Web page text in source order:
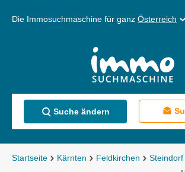
Die Immosuchmaschine für ganz Österreich
Suche ändern
Startseite Kärnten Feldkirchen Steindorf